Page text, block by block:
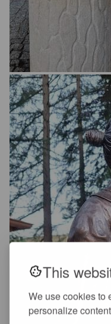
This
We use cookies to
personalize